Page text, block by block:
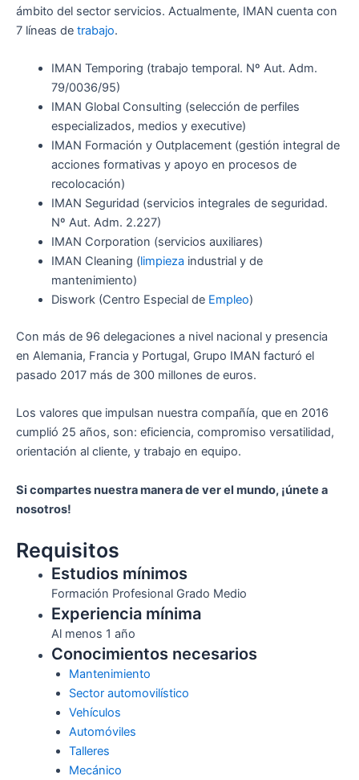
ámbito del sector servicios. Actualmente, IMAN cuenta con
7 líneas de trabajo.
IMAN Temporing (trabajo temporal. Nº Aut. Adm.
79/0036/95)
IMAN Global Consulting (selección de perfiles
especializados, medios y executive)
IMAN Formación y Outplacement (gestión integral de
acciones formativas y apoyo en procesos de
recolocación)
IMAN Seguridad (servicios integrales de seguridad.
Nº Aut. Adm. 2.227)
IMAN Corporation (servicios auxiliares)
IMAN Cleaning (limpieza industrial y de
mantenimiento)
Diswork (Centro Especial de Empleo)
Con más de 96 delegaciones a nivel nacional y presencia
en Alemania, Francia y Portugal, Grupo IMAN facturó el
pasado 2017 más de 300 millones de euros.
Los valores que impulsan nuestra compañía, que en 2016
cumplió 25 años, son: eficiencia, compromiso versatilidad,
orientación al cliente, y trabajo en equipo.
Si compartes nuestra manera de ver el mundo, ¡únete a
nosotros!
Requisitos
Estudios mínimos
Formación Profesional Grado Medio
Experiencia mínima
Al menos 1 año
Conocimientos necesarios
Mantenimiento
Sector automovilístico
Vehículos
Automóviles
Talleres
Mecánico